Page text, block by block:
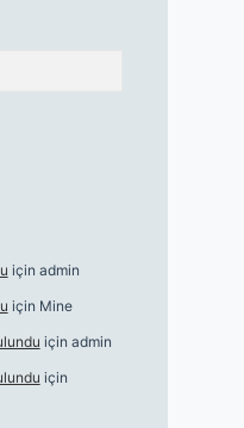
için admin
için Mine
için admin
için